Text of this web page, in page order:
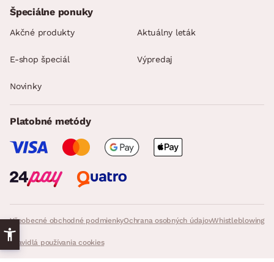
Všeobecné obchodné podmienkyOchrana osobných údajovWhistleblowing
Pravidlá používania cookies
Špeciálne ponuky
Akčné produkty Aktuálny leták
E-shop špeciál Výpredaj
Novinky
Platobné metódy